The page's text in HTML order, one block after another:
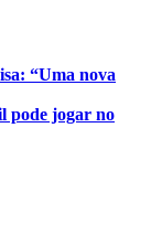
“Uma nova
pode jogar no